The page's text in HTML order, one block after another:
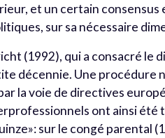
et un certain
sur sa nécessaire
(1992), qui a consacré le
décennie. Une
la voie de directives
ont ainsi été
sur le congé parental